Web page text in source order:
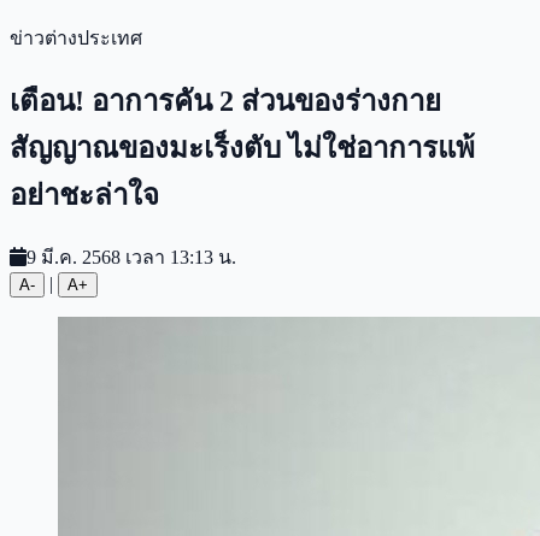
ข่าวต่างประเทศ
เตือน! อาการคัน 2 ส่วนของร่างกาย
สัญญาณของมะเร็งตับ ไม่ใช่อาการแพ้
อย่าชะล่าใจ
9 มี.ค. 2568 เวลา 13:13 น.
A- | A+